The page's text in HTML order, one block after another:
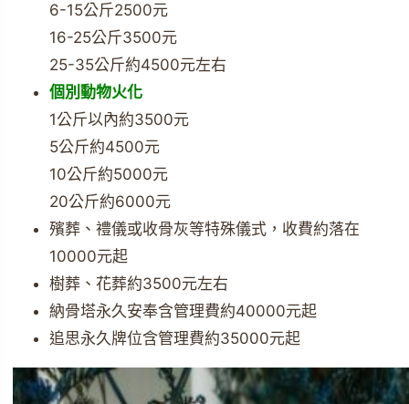
6-15公斤2500元
16-25公斤3500元
25-35公斤約4500元左右
個別動物火化
1公斤以內約3500元
5公斤約4500元
10公斤約5000元
20公斤約6000元
殯葬、禮儀或收骨灰等特殊儀式，收費約落在
10000元起
樹葬、花葬約3500元左右
納骨塔永久安奉含管理費約40000元起
追思永久牌位含管理費約35000元起